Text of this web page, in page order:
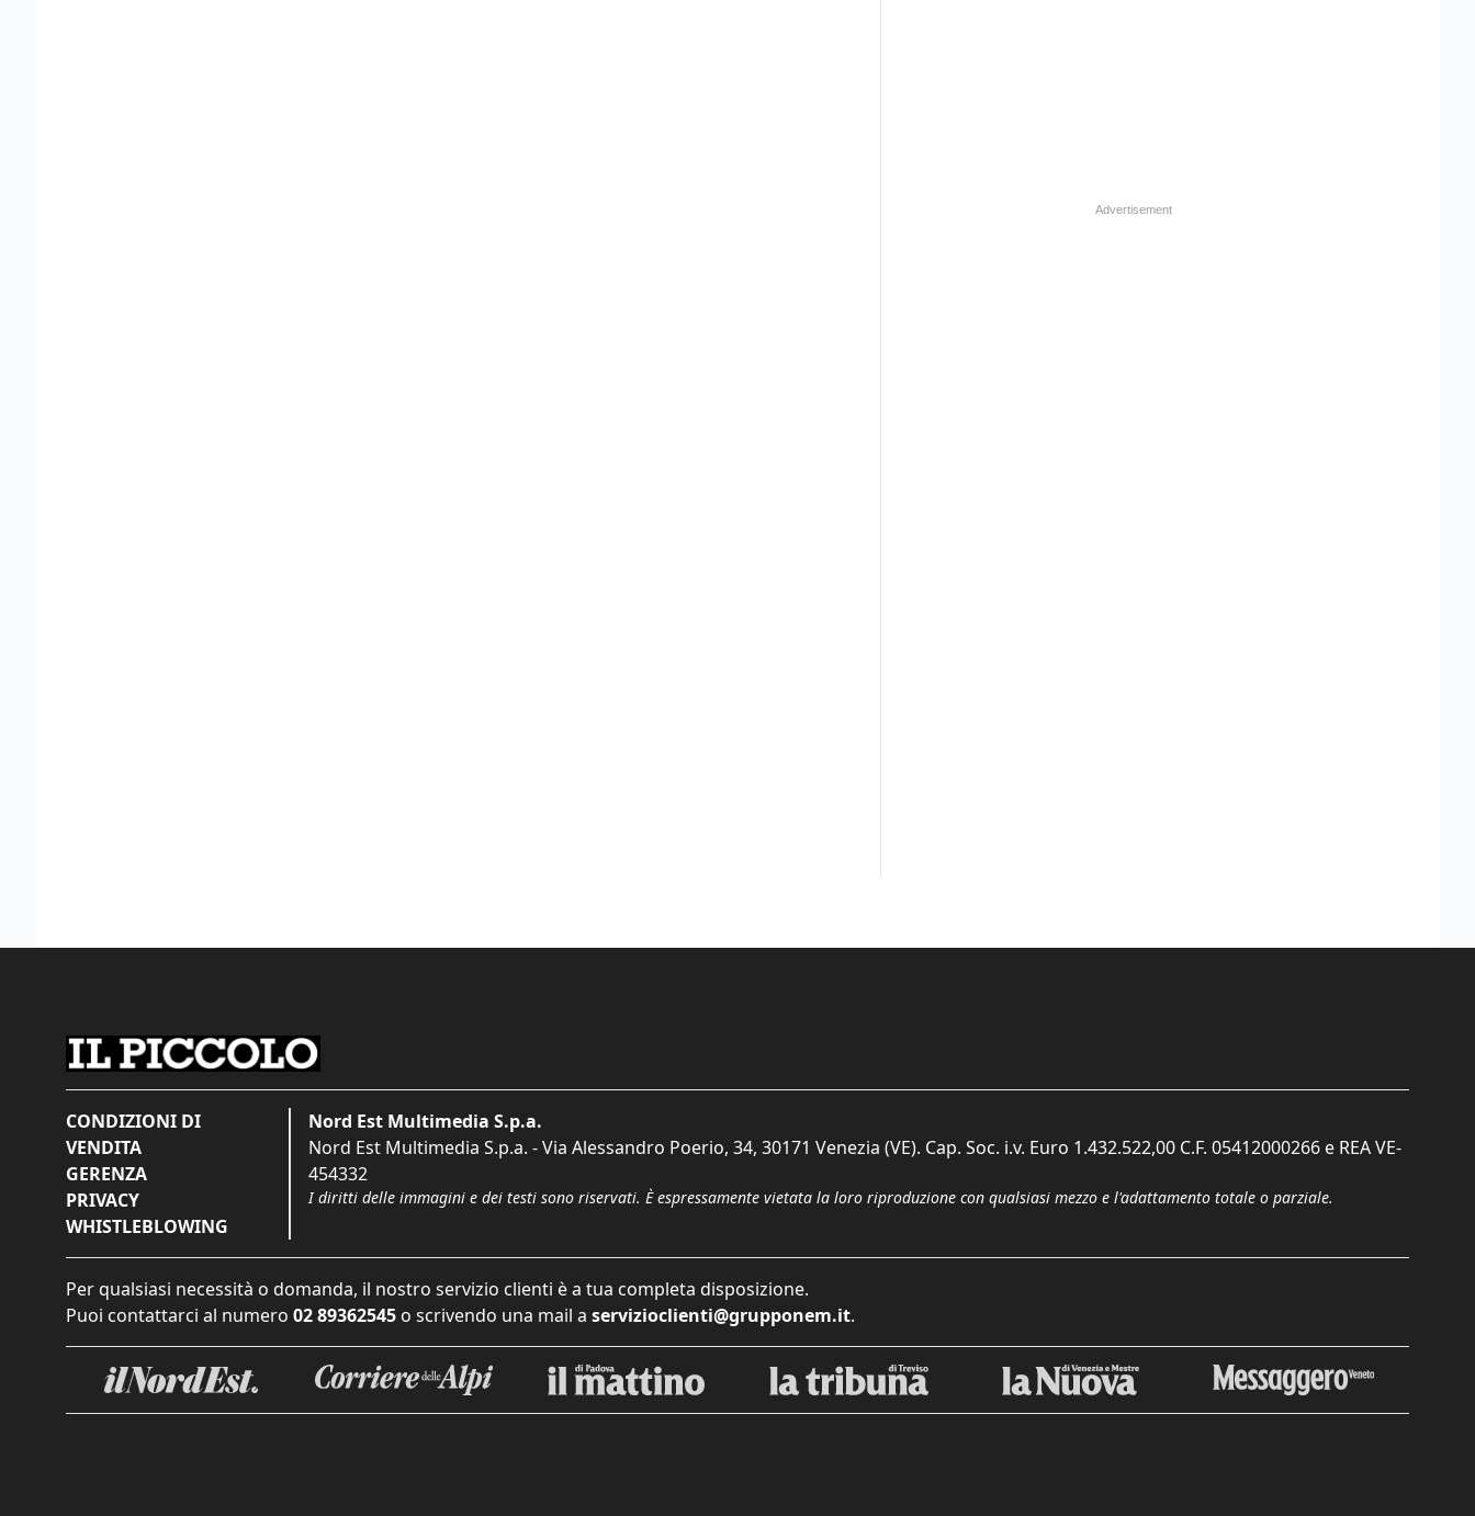
CONDIZIONI DI
VENDITA
GERENZA
PRIVACY
WHISTLEBLOWING
Nord Est Multimedia S.p.a.
Nord Est Multimedia S.p.a. - Via Alessandro Poerio, 34, 30171 Venezia (VE). Cap. Soc. i.v. Euro 1.432.522,00 C.F. 05412000266 e REA VE-
454332
I diritti delle immagini e dei testi sono riservati. È espressamente vietata la loro riproduzione con qualsiasi mezzo e l'adattamento totale o parziale.
Per qualsiasi necessità o domanda, il nostro servizio clienti è a tua completa disposizione.
Puoi contattarci al numero 02 89362545 o scrivendo una mail a servizioclienti@grupponem.it.